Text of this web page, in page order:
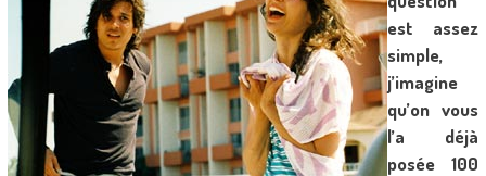
est assez
simple,
j’imagine
qu’on vous
l’a déjà
posée 100